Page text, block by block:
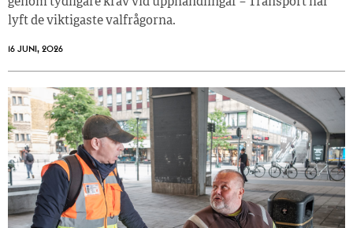
lyft de viktigaste valfrågorna.
16 JUNI, 2026